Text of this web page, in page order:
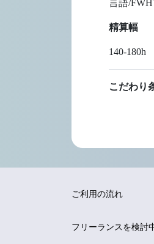
言語/
精算幅
140-180h
こだわり
ご利用の流れ
フリーランスを検討